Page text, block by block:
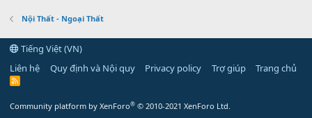
Nội Thất - Ngoại Thất
Tiếng Việt (VN)
Liên hệ
Quy định và Nội quy Privacy policy Trợ giúp Trang chủ
R
Community platform by XenForo® © 2010-2021 XenForo Ltd.